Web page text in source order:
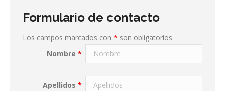
Formulario de contacto
Los campos marcados con * son obligatorios
Nombre*
Apellidos*